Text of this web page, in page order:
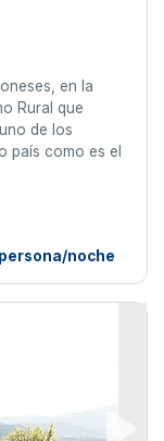
en la
Rural que
de los
país como es el
noche